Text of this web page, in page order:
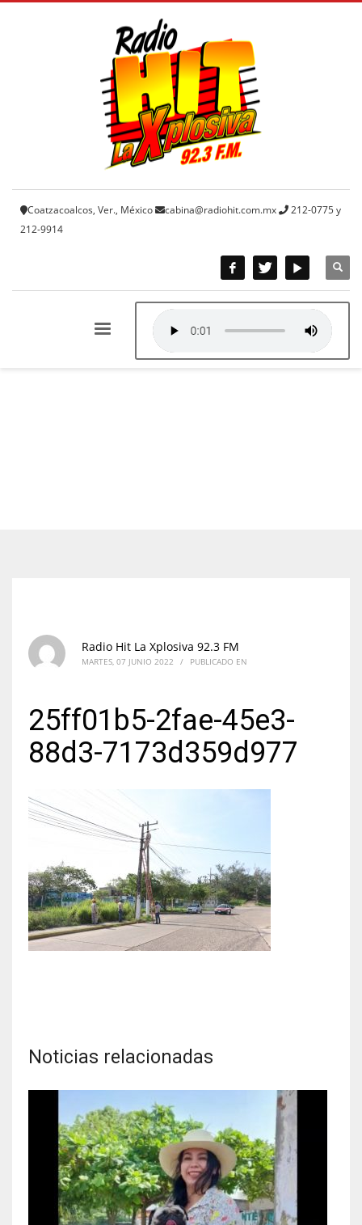
Coatzacoalcos, Ver., México cabina@radiohit.com.mx
212-0775 y
212-9914
Radio Hit La Xplosiva 92.3 FM
MARTES, 07 JUNIO 2022 / PUBLICADO EN
25ff01b5-2fae-45e3-
88d3-7173d359d977
Noticias relacionadas